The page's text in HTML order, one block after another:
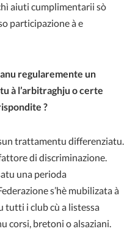
aiuti cumplimentarii sò
participazione à e
regularemente un
à l’arbitraghju o certe
?
trattamentu differenziatu.
di discriminazione.
una perioda
s’hè mubilizata à
tutti i club cù a listessa
corsi, bretoni o alsaziani.